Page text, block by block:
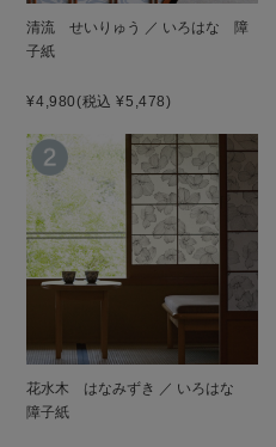
清流 せいりゅう ／ いろはな 障
子紙
¥4,980(税込 ¥5,478)
花水木 はなみずき ／ いろはな
障子紙